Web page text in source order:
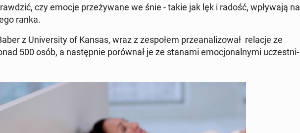
czy emocje prze­ży­wa­ne we śnie - takie jak lęk i radość, wpły­wa­ją na
ranka.
z Uni­ver­si­ty of Kansas, wraz z ze­spo­łem prze­ana­li­zo­wał relacje ze
500 osób, a na­stęp­nie po­rów­nał je ze stanami emo­cjo­nal­ny­mi uczest­ni­